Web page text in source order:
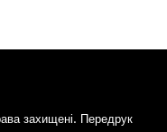
захищені. Передрук